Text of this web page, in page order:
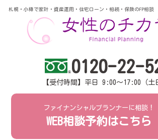
札幌・小樽で家計・資産運用・住宅ローン・相続・保険のFP相談
0120-22-
【受付時間】平日 9:00～17:00（土
ファイナンシャルプランナーに相談！
WEB相談予約はこちら